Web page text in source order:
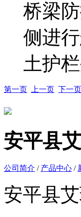
桥梁
侧进
土护
第一页 上一页 下一页
安平县
公司简介 / 产品中心 /
安平县